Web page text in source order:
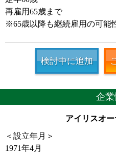
再雇用65歳まで
※65歳以降も継続雇用の可能
検討中に追加
企業
アイリスオ
＜設立年月＞
1971年4月